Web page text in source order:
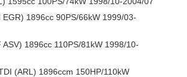
EGR) 1896cc 90PS/66kW 1999/03-
ASV) 1896cc 110PS/81kW 1998/10-
(ARL) 1896ccm 150HP/110kW